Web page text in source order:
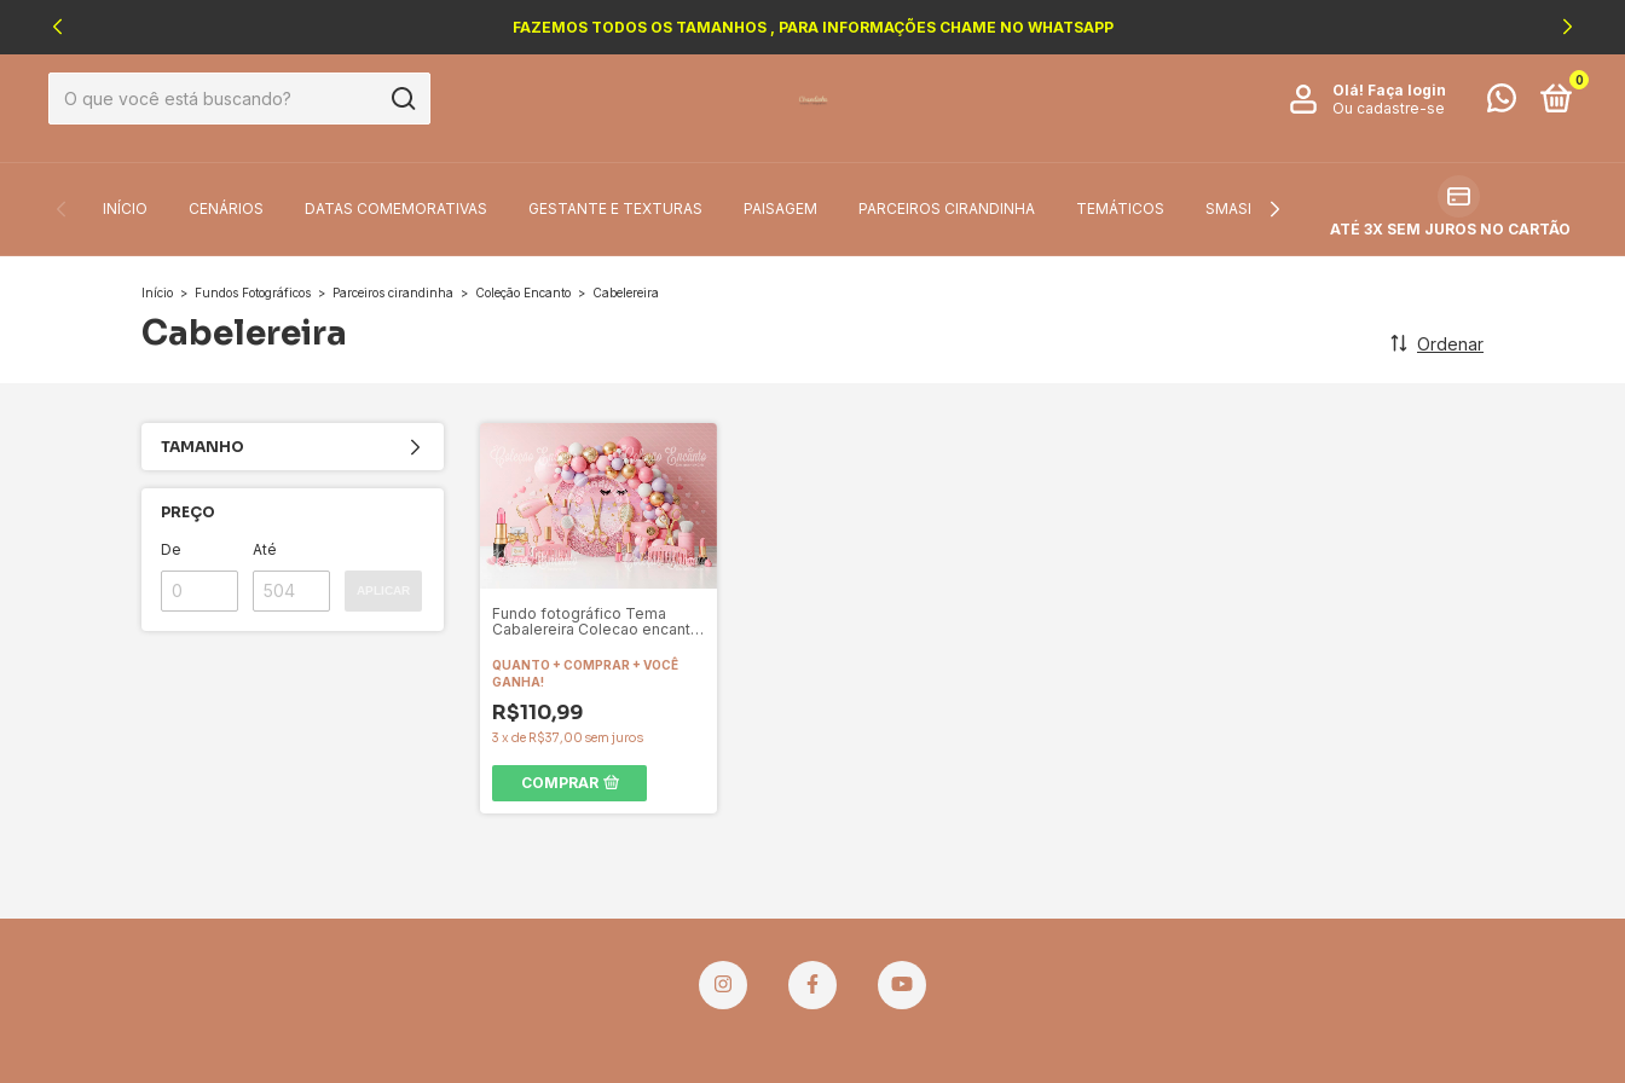
FAZEMOS TODOS OS TAMANHOS , PARA INFORMAÇÕES CHAME NO WHATSAPP
Olá! Faça login
Ou cadastre-se
0
INÍCIO CENÁRIOS DATAS COMEMORATIVAS GESTANTE E TEXTURAS PAISAGEM PARCEIROS CIRANDINHA TEMÁTICOS SMASH THE CAKE FICHA TÉCNICA DO TECIDO
ATÉ 3X SEM JUROS NO CARTÃO
Início > Fundos Fotográficos > Parceiros cirandinha > Coleção Encanto > Cabelereira
Cabelereira Ordenar
TAMANHO
PREÇO
De Até
Fundo fotográfico Tema
Cabalereira Colecao encanto
QUANTO + COMPRAR + VOCÊ
GANHA!
R$110,99
3 x de R$37,00 sem juros
COMPRAR